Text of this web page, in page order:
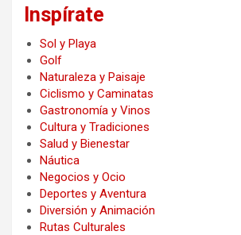
Inspírate
Sol y Playa
Golf
Naturaleza y Paisaje
Ciclismo y Caminatas
Gastronomía y Vinos
Cultura y Tradiciones
Salud y Bienestar
Náutica
Negocios y Ocio
Deportes y Aventura
Diversión y Animación
Rutas Culturales